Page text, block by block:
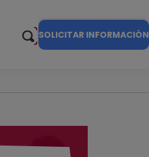
SOLICITAR INFORMACIÓN